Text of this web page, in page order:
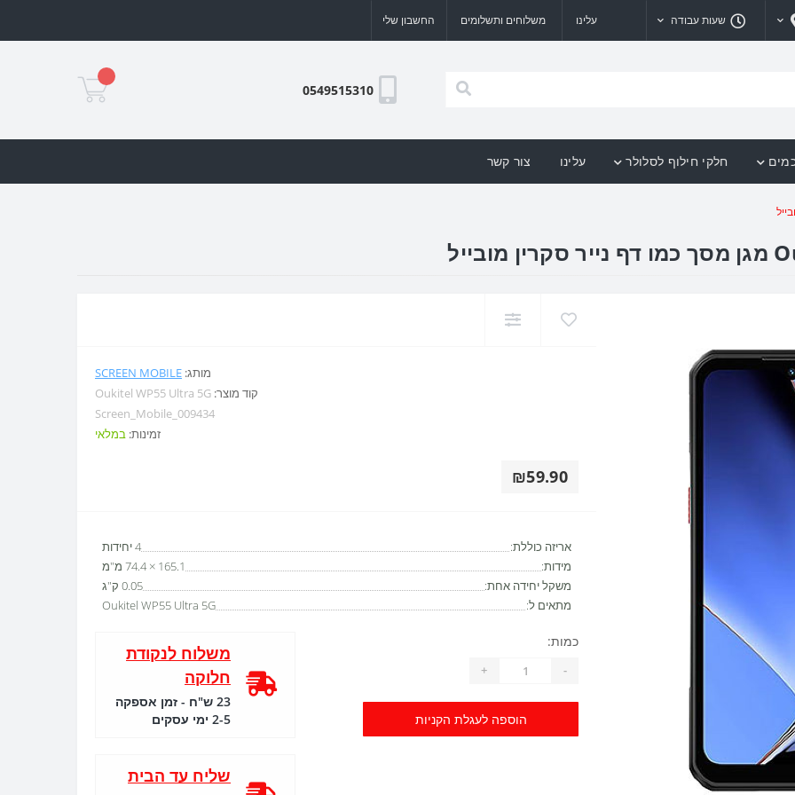
שעות עבודה עלינו משלוחים ותשלומים החשבון שלי
0549515310
חלקי חילוף לסלולר עלינו צור קשר
מותג: SCREEN MOBILE
קוד מוצר: Oukitel WP55 Ultra 5G
Screen_Mobile_009434
זמינות: במלאי
₪59.90
אריזה כוללת:
4 יחידות
מידות:
165.1 × 74.4 מ"מ
משקל יחידה אחת:
0.05 ק"ג
מתאים ל:
Oukitel WP55 Ultra 5G
כמות:
-
+
הוספה לעגלת הקניות
משלוח לנקודת
חלוקה
23 ש"ח - זמן אספקה
2-5 ימי עסקים
שליח עד הבית